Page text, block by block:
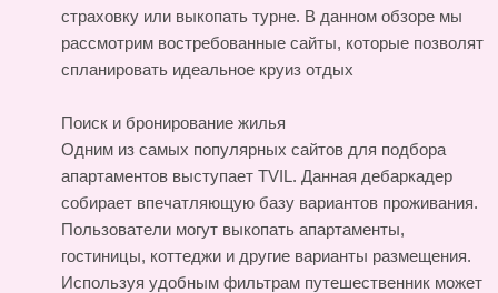
страховку или выкопать турне. В данном обзоре мы
рассмотрим востребованные сайты, которые позволят
спланировать идеальное круиз отдых
Поиск и бронирование жилья
Одним из самых популярных сайтов для подбора
апартаментов выступает TVIL. Данная дебаркадер
собирает впечатляющую базу вариантов проживания.
Пользователи могут выкопать апартаменты,
гостиницы, коттеджи и другие варианты размещения.
Используя удобным фильтрам путешественник может